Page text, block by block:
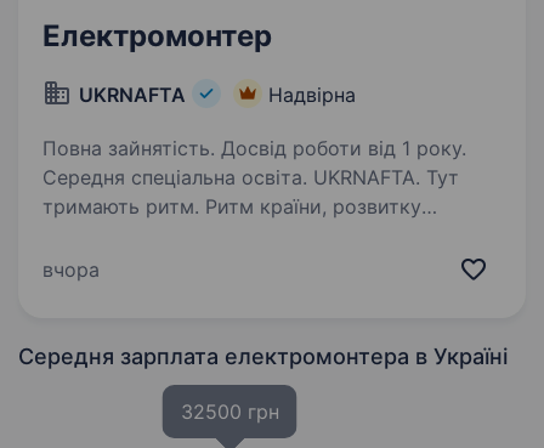
Електромонтер
UKRNAFTA Надвірна
Повна зайнятість. Досвід роботи від 1 року.
Середня спеціальна освіта. UKRNAFTA. Тут
тримають ритм. Ритм країни, розвитку
нафтовидобувна компанія України. Сьогодні
000+…
вчора
Середня зарплата електромонтера в Україні
32500 грн